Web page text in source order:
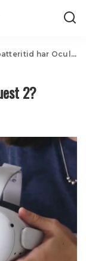
har Oculus Quest 2?
2?